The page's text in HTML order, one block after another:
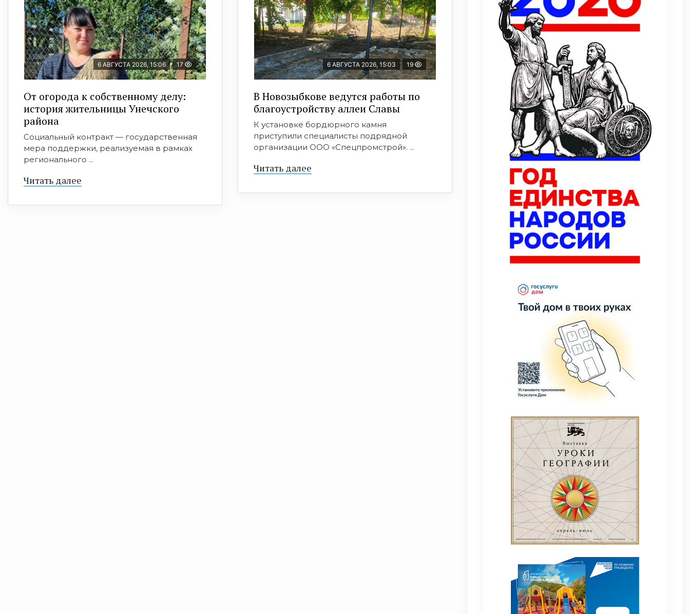
6 АВГУСТА 2026, 15:06 17
От огорода к собственному делу:
история жительницы Унечского
района
Социальный контракт — государственная
мера поддержки, реализуемая в рамках
регионального ...
Читать далее
6 АВГУСТА 2026, 15:03 19
В Новозыбкове ведутся работы по
благоустройству аллеи Славы
К установке бордюрного камня
приступили специалисты подрядной
организации ООО «Спецпромстрой». ...
Читать далее